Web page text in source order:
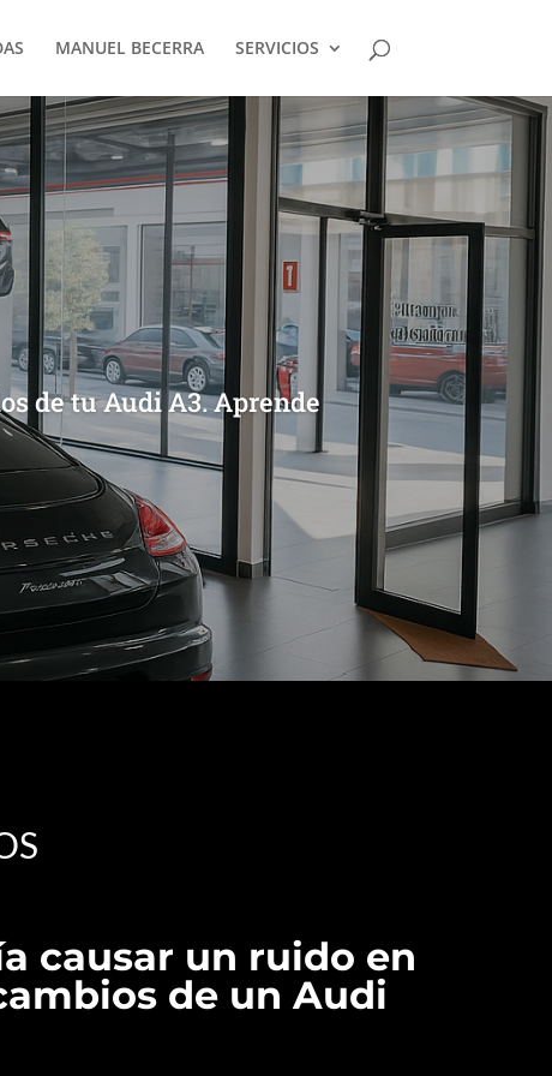
MANUEL BECERRA SERVICIOS
de tu Audi A3. Aprende
causar un ruido en
de un Audi